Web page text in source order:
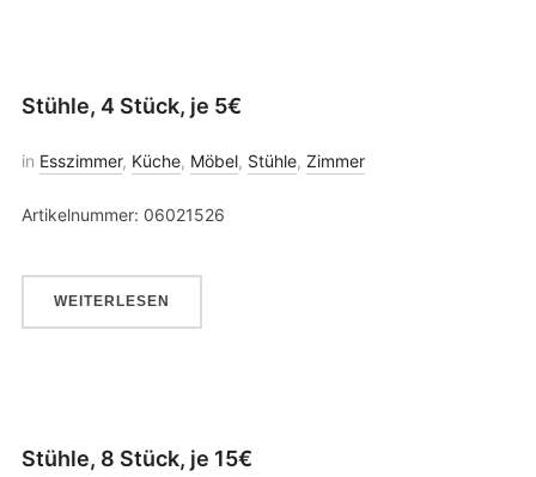
Stühle, 4 Stück, je 5€
in Esszimmer, Küche, Möbel, Stühle, Zimmer
Artikelnummer: 06021526
WEITERLESEN
Stühle, 8 Stück, je 15€